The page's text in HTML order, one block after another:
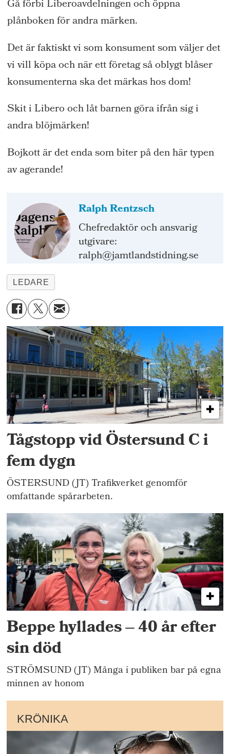
Gå förbi Liberoavdelningen och öppna
plånboken för andra märken.
Det är faktiskt vi som konsument som väljer det
vi vill köpa och när ett företag så oblygt blåser
konsumenterna ska det märkas hos dom!
Skit i Libero och låt barnen göra ifrån sig i
andra blöjmärken!
Bojkott är det enda som biter på den här typen
av agerande!
RalphRentzsch
Chefredaktör och ansvarig
utgivare:
ralph@jamtlandstidning.se
LEDARE
Tågstopp vid Östersund C i
fem dygn
ÖSTERSUND (JT) Trafikverket genomför
omfattande spårarbeten.
Beppe hyllades – 40 år efter
sin död
STRÖMSUND (JT) Många i publiken bar på egna
minnen av honom
KRÖNIKA